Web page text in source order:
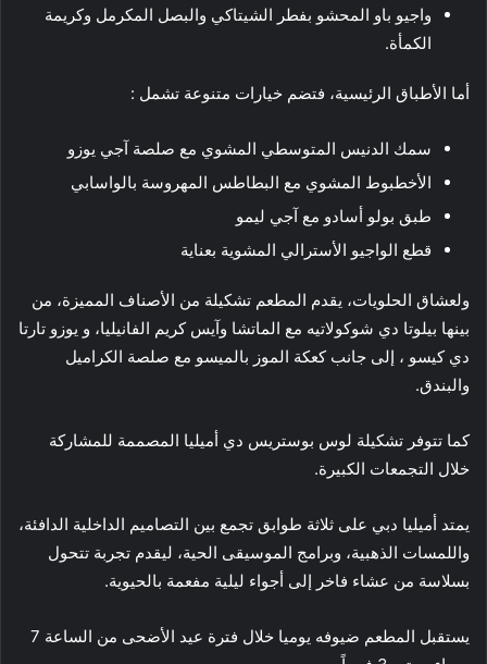
واجيو باو المحشو بفطر الشيتاكي والبصل المكرمل وكريمة
الكمأة.
أما الأطباق الرئيسية، فتضم خيارات متنوعة تشمل :
سمك الدنيس المتوسطي المشوي مع صلصة آجي يوزو
الأخطبوط المشوي مع البطاطس المهروسة بالواسابي
طبق بولو أسادو مع آجي ليمو
قطع الواجيو الأسترالي المشوية بعناية
ولعشاق الحلويات، يقدم المطعم تشكيلة من الأصناف المميزة، من
بينها بيلوتا دي شوكولاتيه مع الماتشا وآيس كريم الفانيليا، و يوزو تارتا
دي كيسو ، إلى جانب كعكة الموز بالميسو مع صلصة الكراميل
والبندق.
كما تتوفر تشكيلة لوس بوستريس دي أميليا المصممة للمشاركة
خلال التجمعات الكبيرة.
يمتد أميليا دبي على ثلاثة طوابق تجمع بين التصاميم الداخلية الدافئة،
واللمسات الذهبية، وبرامج الموسيقى الحية، ليقدم تجربة تتحول
بسلاسة من عشاء فاخر إلى أجواء ليلية مفعمة بالحيوية.
يستقبل المطعم ضيوفه يوميا خلال فترة عيد الأضحى من الساعة 7